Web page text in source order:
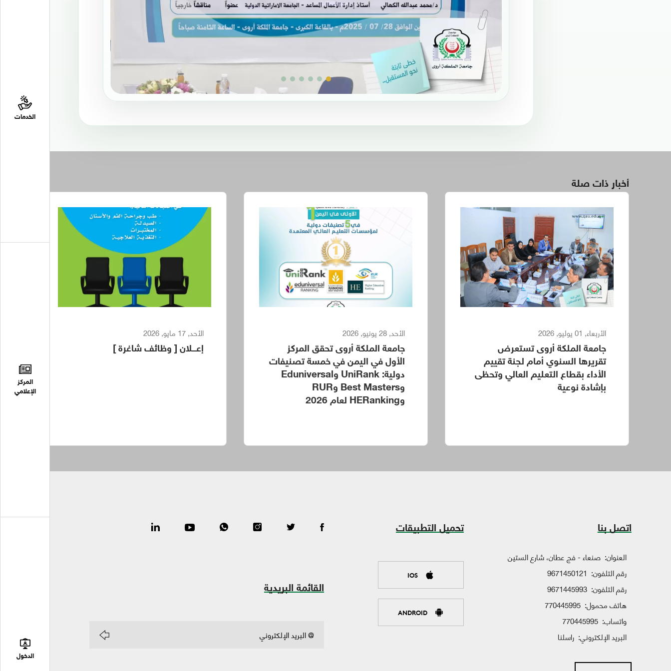
الخدمات
المركز
الإعلامي
الدخول
أخبار ذات صلة
الأربعاء, 01 يوليو, 2026
جامعة الملكة أروى تستعرض
تقريرها السنوي أمام لجنة تقييم
الأداء بقطاع التعليم العالي وتحظى
بإشادة نوعية
الأحد, 28 يونيو, 2026
جامعة الملكة أروى تحقق المركز
الأول في اليمن في خمسة تصنيفات
دولية: UniRank وEduniversal
وBest Masters وRUR
وHERanking لعام 2026
الأحد, 17 مايو, 2026
إعـــلان [ وظائف شاغرة ]
اتصل بنا
العنوان: صنعاء - فج عطان، شارع الستين
رقم التلفون: 9671450121
رقم التلفون: 9671445993
هاتف محمول: 770445995
واتساب: 770445995
البريد الإلكتروني: راسلنا
تحميل التطبيقات
IOS
ANDROID
القائمة البريدية